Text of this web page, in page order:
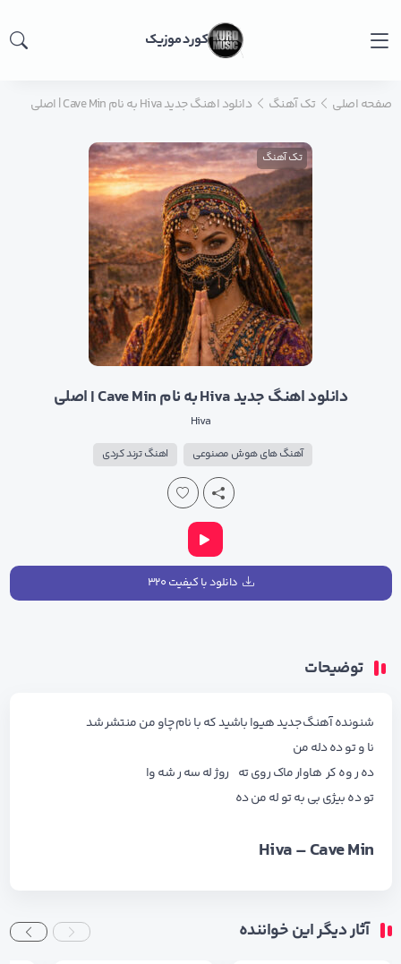
کورد موزیک
صفحه اصلی تک آهنگ دانلود اهنگ جدید Hiva به نام Cave Min | اصلی
تک آهنگ
دانلود اهنگ جدید Hiva به نام Cave Min | اصلی
Hiva
آهنگ های هوش مصنوعی اهنگ ترند کردی
دانلود با کیفیت ۳۲۰
توضیحات
شنونده آهنگ جدید هیوا باشید که با نامچاو منمنتشر شد
نا و تو ده دله من
ده ر وه کر هاوار ماک روی ته روژ له سه ر شه وا
تو ده بیژی بی به تو له من ده
Hiva – Cave Min
آثار دیگر این خواننده